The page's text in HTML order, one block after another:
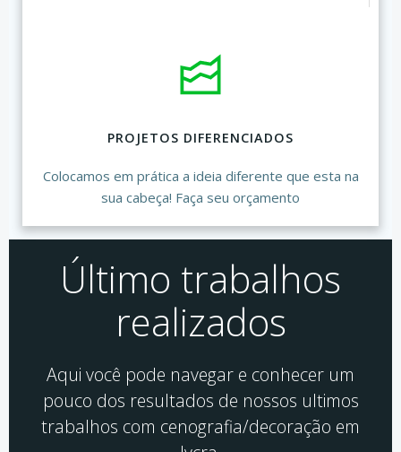
PROJETOS DIFERENCIADOS
Colocamos em prática a ideia diferente que esta na
sua cabeça! Faça seu orçamento
Último trabalhos
realizados
Aqui você pode navegar e conhecer um
pouco dos resultados de nossos ultimos
trabalhos com cenografia/decoração em